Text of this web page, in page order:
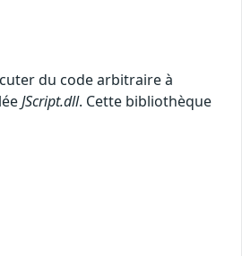
du code arbitraire à
JScript.dll. Cette bibliothèque